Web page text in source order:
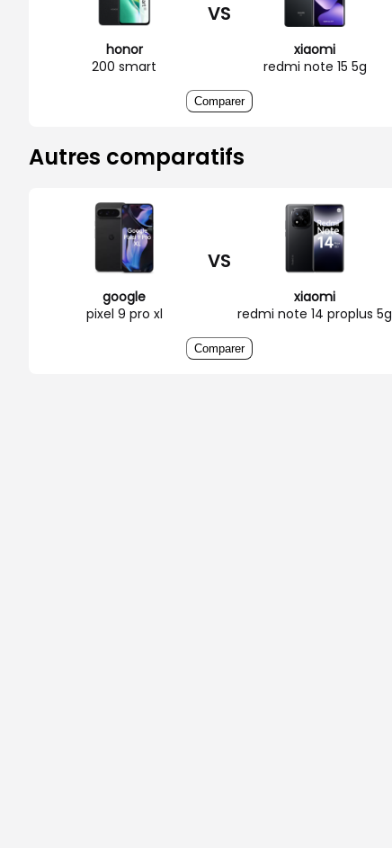
honor
200 smart
VS
xiaomi
redmi note 15 5g
Comparer
Autres comparatifs
google
pixel 9 pro xl
VS
xiaomi
redmi note 14 proplus 5g
Comparer